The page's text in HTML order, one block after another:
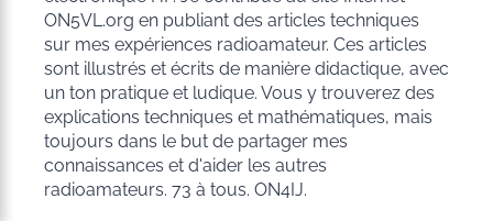
ON5VL.org en publiant des articles techniques
sur mes expériences radioamateur. Ces articles
sont illustrés et écrits de manière didactique, avec
un ton pratique et ludique. Vous y trouverez des
explications techniques et mathématiques, mais
toujours dans le but de partager mes
connaissances et d'aider les autres
radioamateurs. 73 à tous. ON4IJ.